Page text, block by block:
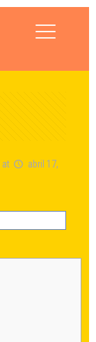
at
abril 17,